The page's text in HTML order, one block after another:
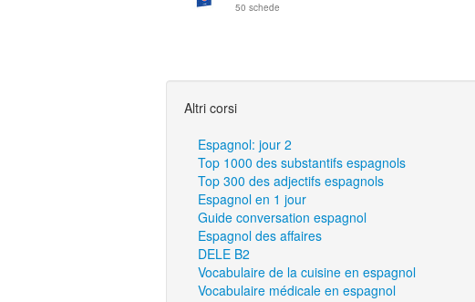
50 schede
Altri corsi
Espagnol: jour 2
Top 1000 des substantifs espagnols
Top 300 des adjectifs espagnols
Espagnol en 1 jour
Guide conversation espagnol
Espagnol des affaires
DELE B2
Vocabulaire de la cuisine en espagnol
Vocabulaire médicale en espagnol